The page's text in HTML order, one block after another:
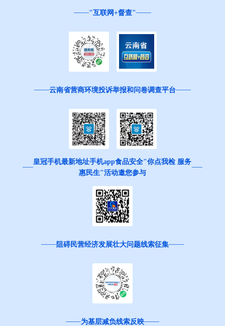
"互联网+督查"
云南省营商环境投诉举报和问卷调查平台
皇冠手机最新地址手机app食品安全"你点我检 服务
惠民生"活动邀您参与
阻碍民营经济发展壮大问题线索征集
为基层减负线索反映